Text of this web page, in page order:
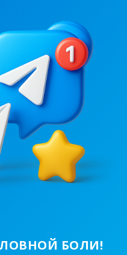
Харкова та області
БОЛИ!